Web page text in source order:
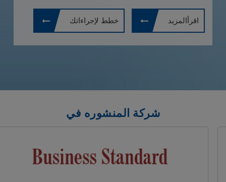
9001:2008.
اقرأالمزيد خطط لإجراءاتك
شركة المنشوره في